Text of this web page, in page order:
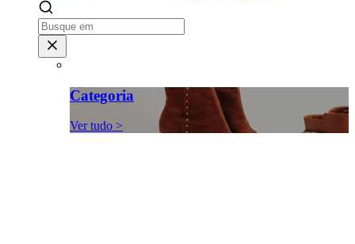
Categoria
Ver tudo >